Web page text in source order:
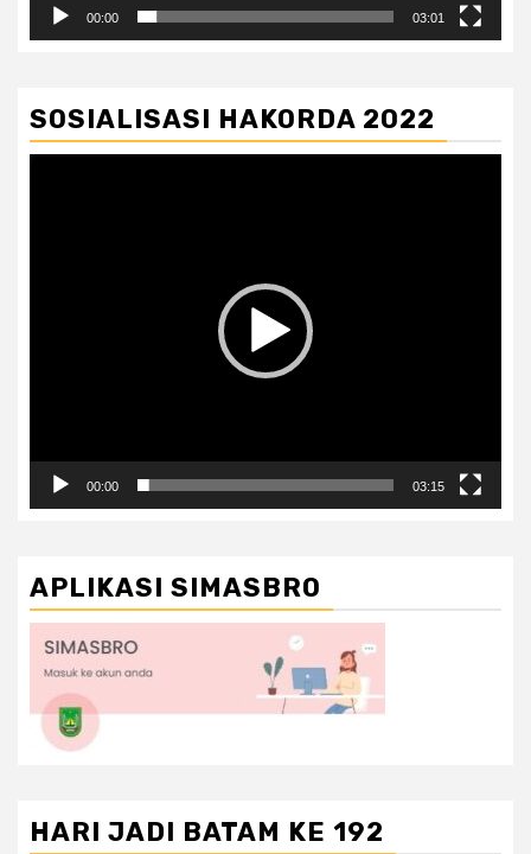
00:00 03:01
SOSIALISASI HAKORDA 2022
00:00 03:15
APLIKASI SIMASBRO
HARI JADI BATAM KE 192